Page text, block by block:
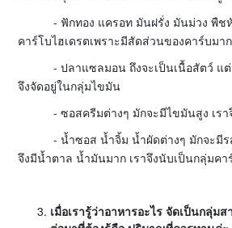
- ฟักทอง แครอท มันฝรั่ง มันม่วง พืชหั
คาร์โบไฮเดรตเพราะมีสัดส่วนของคาร์บมา
- ปลาแซลมอน ถึงจะเป็นเนื้อสัตว์ แต่
จึงจัดอยู่ในกลุ่มไขมัน
- ซอสครีมต่างๆ มักจะมีไขมันสูง เรา
- น้ำซอส น้ำจิ้ม น้ำผัดต่างๆ มักจะมีร
จึงมีน้ำตาล น้ำมันมาก เราจึงนับเป็นกลุ่มคา
เมื่อเรารู้ว่าอาหารอะไร จัดเป็นกลุ่ม